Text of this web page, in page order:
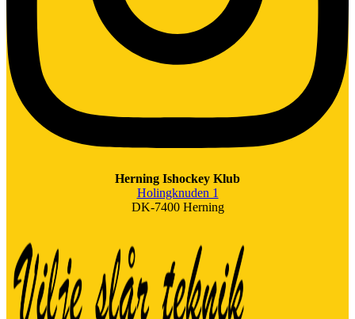
Herning Ishockey Klub
Holingknuden 1
DK-7400 Herning